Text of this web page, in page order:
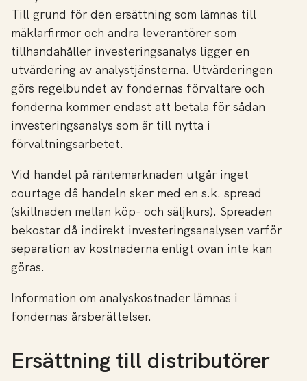
Till grund för den ersättning som lämnas till
mäklarfirmor och andra leverantörer som
tillhandahåller investeringsanalys ligger en
utvärdering av analystjänsterna. Utvärderingen
görs regelbundet av fondernas förvaltare och
fonderna kommer endast att betala för sådan
investeringsanalys som är till nytta i
förvaltningsarbetet.
Vid handel på räntemarknaden utgår inget
courtage då handeln sker med en s.k. spread
(skillnaden mellan köp- och säljkurs). Spreaden
bekostar då indirekt investeringsanalysen varför
separation av kostnaderna enligt ovan inte kan
göras.
Information om analyskostnader lämnas i
fondernas årsberättelser.
Ersättning till distributörer